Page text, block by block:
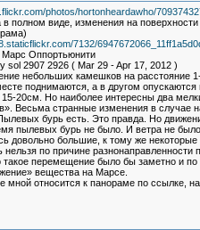
photos/hortonheardawho/
полном виде, изменения на поверхности
7132/
Марс Оппортьюнити
sol 2907 2926 ( Mar 29 - Apr 17, 2012 )
небольших камешков на расстояние
поднимаются, а в другом
15-20см. Но наиболее интересны два
Весьма странные изменения в случае
бурь есть. Это правда. Но
пылевых бурь не было. И ветра не
довольно большие, к тому же некоторые
нельзя по причине
такое перемещение было бы заметно и
вещества на Марсе.
мной относится к панораме по ссылке,